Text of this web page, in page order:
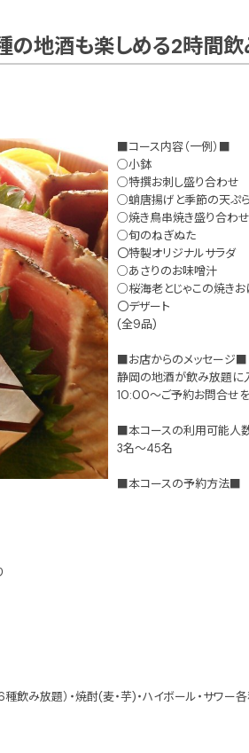
の地酒も楽しめる2時間
■コース内容（一例）■
○小鉢
○特撰お刺し盛り合わせ
○蛸唐揚げと季節の天ぷら
○焼き鳥串焼き盛り合わせ
○旬のねぎぬた
〇特製オリジナルサラダ
○あさりのお味噌汁
○桜海老とじゃこの焼きお
〇デザート
(全9品)
■お店からのメッセージ■
静岡の地酒が飲み放題に入
10:00～ご予約お問合せを
■本コースの利用可能人
3名～45名
■本コースの予約方法■
飲み放題）・焼酎(麦・芋)・ハイボール・サワー各